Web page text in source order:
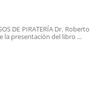
DE PIRATERÍA Dr. Roberto
la presentación del libro ...